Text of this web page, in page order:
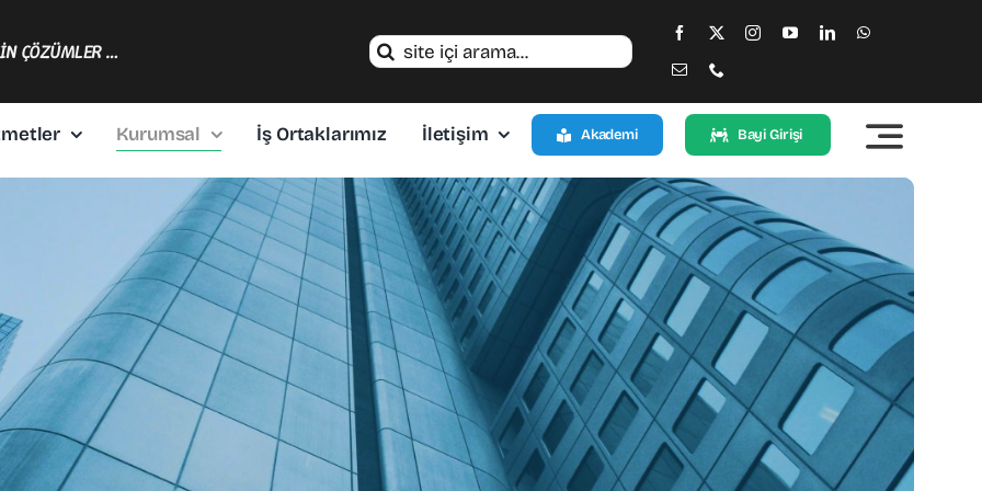
ÇÖZÜMLER …
Search
Kurumsal İş Ortaklarımız İletişim Akademi Bayi Girişi